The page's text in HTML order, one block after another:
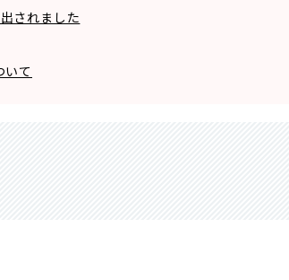
されました
て